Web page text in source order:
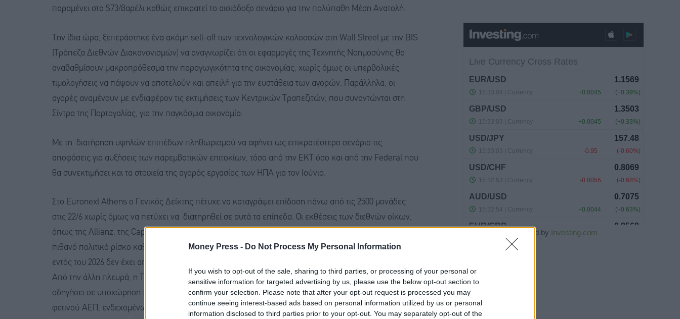
Money Press - Do Not Process My Personal Information
If you wish to opt-out of the sale, sharing to third parties, or processing of your personal or
sensitive information for targeted advertising by us, please use the below opt-out section to
confirm your selection. Please note that after your opt-out request is processed you may
continue seeing interest-based ads based on personal information utilized by us or personal
information disclosed to third parties prior to your opt-out. You may separately opt-out of the
παραμένει στα $73/βαρέλι καθώς επικρατεί το αισιόδοξο σενάριο για την πολύπαθη Μέση Ανατολή.
Την ίδια ώρα, ξεπεράστηκε ένα ακόμη sell-off των τεχνολογικών κολοσσών στη Wall Street με την BIS
(Τράπεζα Διεθνών Διακανονισμών) να αναγνωρίζει ότι οι εφαρμογές της Τεχνητής Νοημοσύνης θα
αναβαθμίσουν μακροπρόθεσμα την παραγωγικότητα της οικονομίας, χωρίς όμως οι υπερβολικές
τιμολογήσεις να πάψουν να αποτελούν και απειλή για την ευστάθεια των αγορών. Παράλληλα, οι
αγορές αναμένουν με ενδιαφέρον τις εκτιμήσεις των Κεντρικών Τραπεζιτών, που συναντώνται στη
Σίντρα της Πορτογαλίας, για την παγκόσμια οικονομία:
Με τη διατήρηση υψηλών επιπέδων πληθωρισμού να αφήνει ως επικρατέστερο σενάριο τις
αποφάσεις για αυξήσεις των παρεμβατικών επιτοκίων, τόσο από την ΕΚΤ όσο και από την Federal που
θα συνεκτιμήσει και τα στοιχεία της αγοράς εργασίας των ΗΠΑ για τον Ιούνιο.
Στο Euronext Athens o Γενικός Δείκτης πέτυχε να καταγράψει επίδοση πάνω από τις 2500 μονάδες
στις 22/6 χωρίς όμως να πετύχει να διατηρηθεί σε αυτά τα επίπεδα. Οι εκθέσεις των διεθνών οίκων,
όπως της Allianz, της Capital Economics, της Societe Generale και της Moody’s αναφέρονται σε
πιθανό πολιτικό ρίσκο καθώς η προεκλογική περίοδος έχει ξεκινήσει και το ενδεχόμενο εκλογών
εντός του 2026 δεν έχει αποκλειστεί παρά τις κυβερνητικές διαβεβαιώσεις για διενέργειά τους το 2027.
Από την άλλη πλευρά, η ΤτΕ εκτιμά ότι το σενάριο αποκλιμάκωσης της έντασης στη Μέση Ανατολή θα
οδηγήσει σε υποχώρηση του πληθωρισμού και αναβάθμιση του στόχου για την τελική επίδοση του
φετινού ΑΕΠ, ενδεχομένως και πάνω από 2%.
Powered by Investing.com